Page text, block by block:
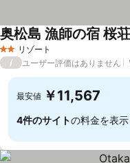
2 ホテルのランク
リゾート
奥松島 漁師の宿 桜荘
/ ユーザー評価はありません
最安値 ￥11,567
4件のサイトの料金を表示